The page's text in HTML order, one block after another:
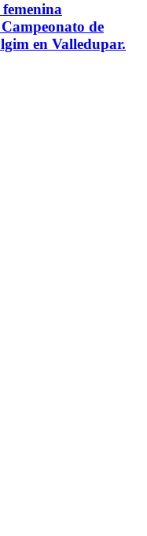
de
en Valledupar.